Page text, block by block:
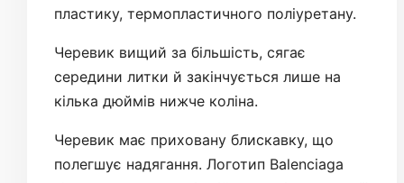
пластику, термопластичного поліуретану.
Черевик вищий за більшість, сягає
середини литки й закінчується лише на
кілька дюймів нижче коліна.
Черевик має приховану блискавку, що
полегшує надягання. Логотип Balenciaga